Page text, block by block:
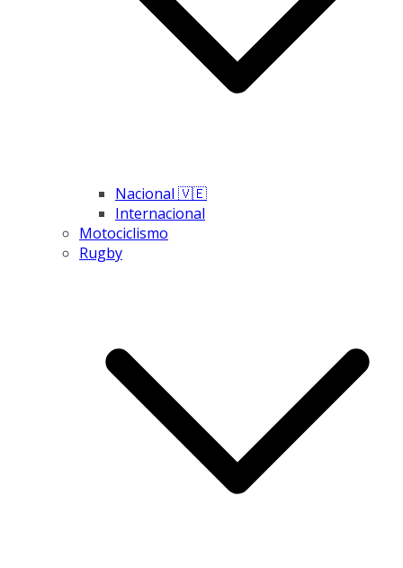
Nacional 🇻🇪
Internacional
Motociclismo
Rugby